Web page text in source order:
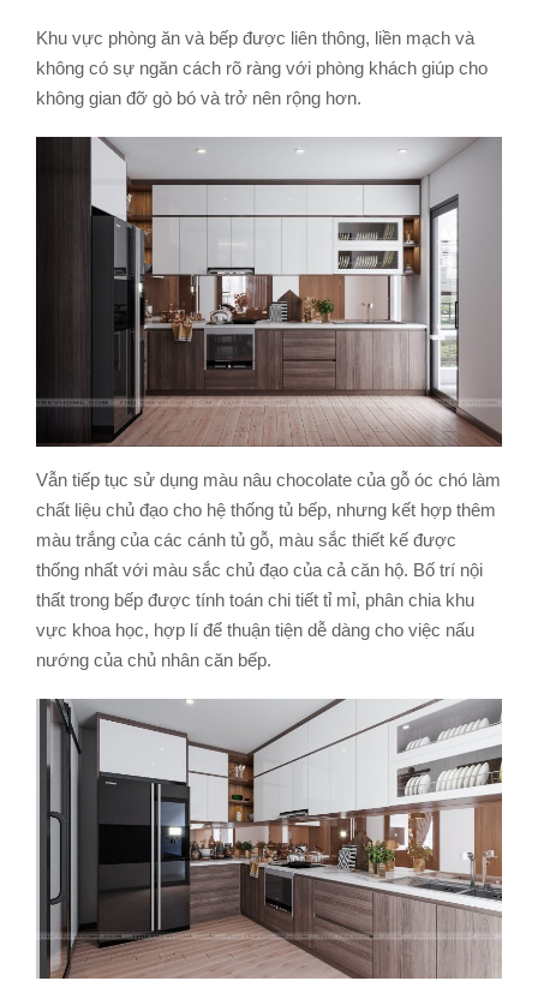
Khu vực phòng ăn và bếp được liên thông, liền mạch và
không có sự ngăn cách rõ ràng với phòng khách giúp cho
không gian đỡ gò bó và trở nên rộng hơn.
Vẫn tiếp tục sử dụng màu nâu chocolate của gỗ óc chó làm
chất liệu chủ đạo cho hệ thống tủ bếp, nhưng kết hợp thêm
màu trắng của các cánh tủ gỗ, màu sắc thiết kế được
thống nhất với màu sắc chủ đạo của cả căn hộ. Bố trí nội
thất trong bếp được tính toán chi tiết tỉ mỉ, phân chia khu
vực khoa học, hợp lí để thuận tiện dễ dàng cho việc nấu
nướng của chủ nhân căn bếp.